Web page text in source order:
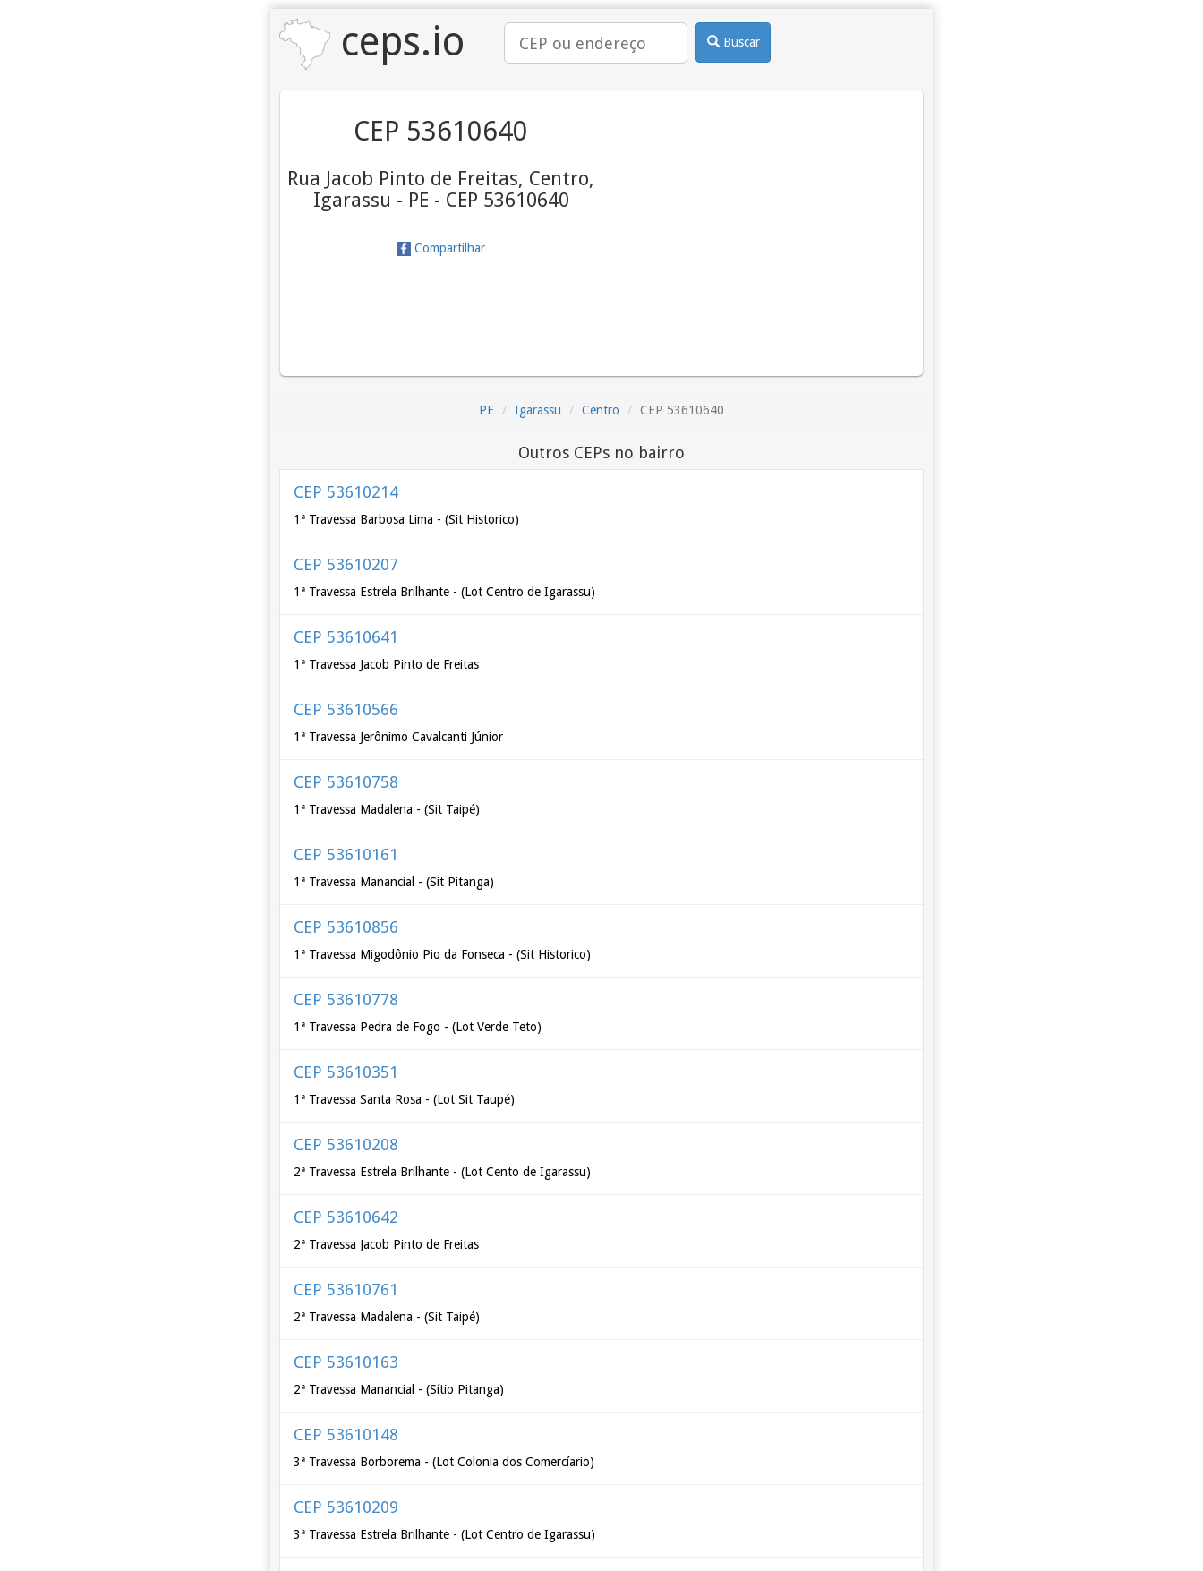
ceps.io Buscar
CEP 53610640
Rua Jacob Pinto de Freitas, Centro,
Igarassu - PE - CEP 53610640
Compartilhar
PE Igarassu Centro CEP 53610640
Outros CEPs no bairro
CEP 53610214
1ª Travessa Barbosa Lima - (Sit Historico)
CEP 53610207
1ª Travessa Estrela Brilhante - (Lot Centro de Igarassu)
CEP 53610641
1ª Travessa Jacob Pinto de Freitas
CEP 53610566
1ª Travessa Jerônimo Cavalcanti Júnior
CEP 53610758
1ª Travessa Madalena - (Sit Taipé)
CEP 53610161
1ª Travessa Manancial - (Sit Pitanga)
CEP 53610856
1ª Travessa Migodônio Pio da Fonseca - (Sit Historico)
CEP 53610778
1ª Travessa Pedra de Fogo - (Lot Verde Teto)
CEP 53610351
1ª Travessa Santa Rosa - (Lot Sit Taupé)
CEP 53610208
2ª Travessa Estrela Brilhante - (Lot Cento de Igarassu)
CEP 53610642
2ª Travessa Jacob Pinto de Freitas
CEP 53610761
2ª Travessa Madalena - (Sit Taipé)
CEP 53610163
2ª Travessa Manancial - (Sítio Pitanga)
CEP 53610148
3ª Travessa Borborema - (Lot Colonia dos Comercíario)
CEP 53610209
3ª Travessa Estrela Brilhante - (Lot Centro de Igarassu)